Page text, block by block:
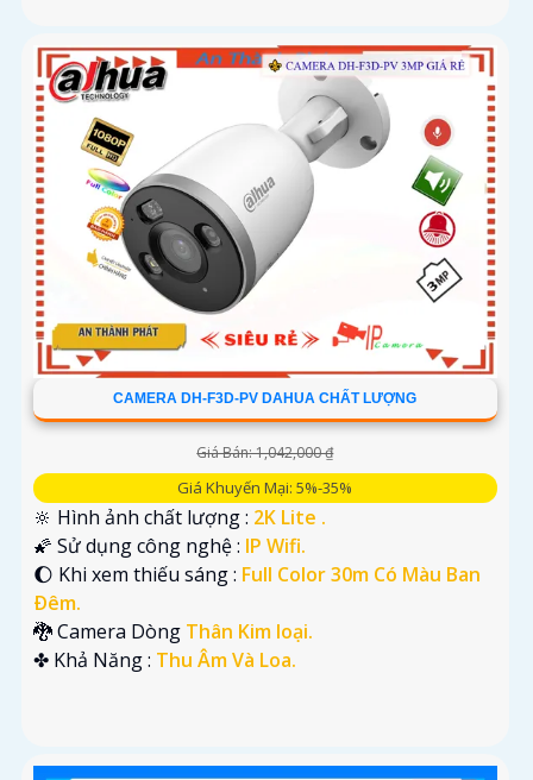
CAMERA DH-F3D-PV DAHUA CHẤT LƯỢNG
Giá Bán: 1,042,000 ₫
Giá Khuyến Mại: 5%-35%
🔆 Hình ảnh chất lượng : 2K Lite .
🌠 Sử dụng công nghệ : IP Wifi.
🌔 Khi xem thiếu sáng : Full Color 30m Có Màu Ban
Ðêm.
🐉️ Camera Dòng Thân Kim loại.
️✤ Khả Năng : Thu Âm Và Loa.